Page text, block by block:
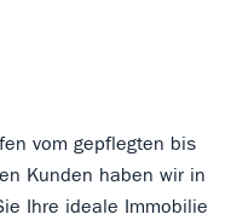
vom gepflegten bis
Kunden haben wir in
Ihre ideale Immobilie